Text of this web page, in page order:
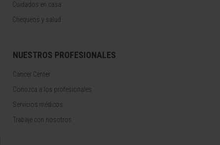
Cuidados en casa
Chequeos y salud
NUESTROS PROFESIONALES
Cancer Center
Conozca a los profesionales
Servicios médicos
Trabaje con nosotros